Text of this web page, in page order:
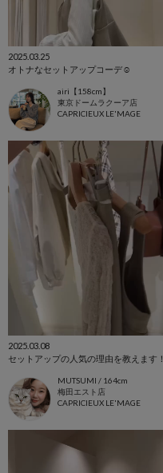
2025.03.25
オトナなセットアップコーデ☺︎
airi【158cm】
東京ドームラクーア店
CAPRICIEUX LE'MAGE
2025.03.08
セットアップの人気の理由を教えます！
MUTSUMI / 164cm
梅田エスト店
CAPRICIEUX LE'MAGE